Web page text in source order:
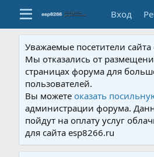
Вход
Уважаемые посетители сайта
Мы отказались от
страницах форума для
пользователей.
Вы можетеоказать
администрации форума.
пойдут на оплату услуг
для сайта esp8266.ru